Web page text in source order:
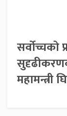
सर्वोच्चको
महामन्त्री